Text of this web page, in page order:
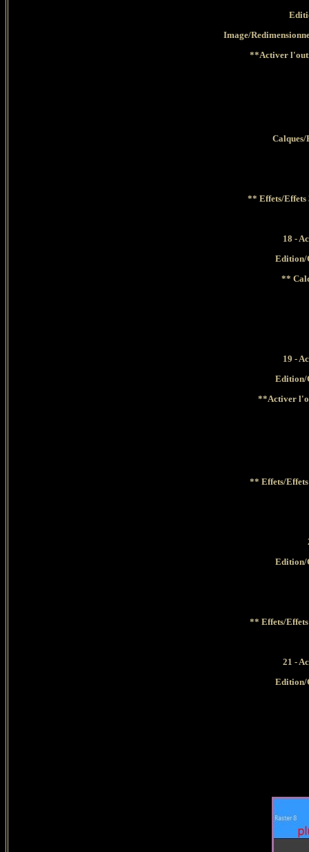
Image/
**Activer
Calques/
** Effets/Effets
18 -
Edition/
**
19 -
Edition/
**Activer
** Effets/
Edition/
** Effets/
21 -
Edition/